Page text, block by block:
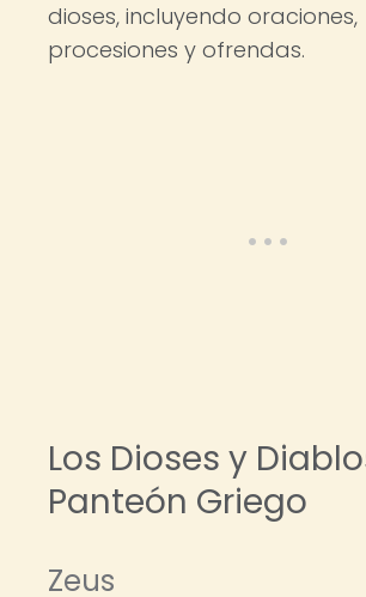
dioses, incluyendo oraciones,
procesiones y ofrendas.
Los Dioses y
Panteón Griego
Zeus